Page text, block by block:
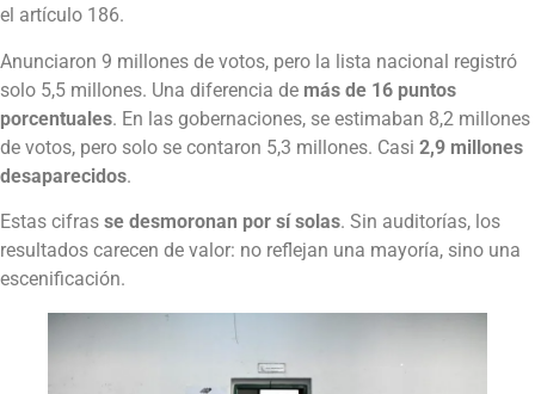
el artículo 186.
Anunciaron 9 millones de votos, pero la lista nacional registró
solo 5,5 millones. Una diferencia de más de 16 puntos
porcentuales. En las gobernaciones, se estimaban 8,2 millones
de votos, pero solo se contaron 5,3 millones. Casi 2,9 millones
desaparecidos.
Estas cifras se desmoronan por sí solas. Sin auditorías, los
resultados carecen de valor: no reflejan una mayoría, sino una
escenificación.